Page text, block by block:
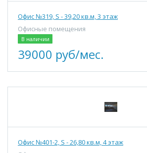
Офис №319, S - 39,20 кв.м, 3 этаж
Офисные помещения
В наличии
39000 руб/мес.
Офис №401-2, S - 26,80 кв.м, 4 этаж